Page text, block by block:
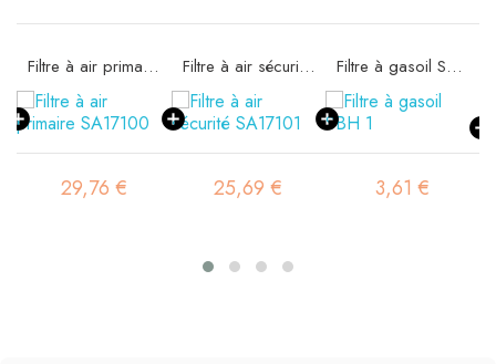
Filtre à air primaire SA17100
29,76 €
Filtre à air sécurité SA17101
25,69 €
Filtre à gasoil SBH 1
3,61 €